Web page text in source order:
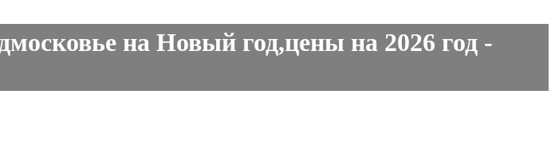
на Новый год,цены на 2026 год -